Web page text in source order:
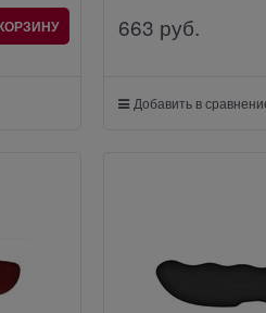
663 руб.
Добавить в